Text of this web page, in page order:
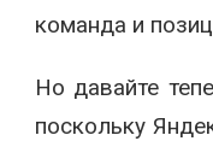
команда и
Но давайте
поскольку